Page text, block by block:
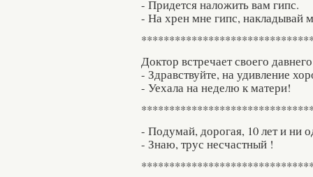
- Придется наложить вам гипс.
- На хрен мне гипс, накладывай
Доктор встречает своего
- Здравствуйте, на удивление
- Уехала на неделю к матери!
- Подумай, дорогая, 10 лет и ни
- Знаю, трус несчастный !